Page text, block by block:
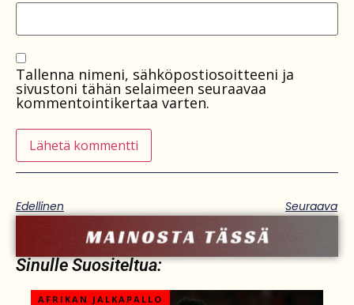
Tallenna nimeni, sähköpostiosoitteeni ja
sivustoni tähän selaimeen seuraavaa
kommentointikertaa varten.
Edellinen Seuraava
Sinulle Suositeltua:
AFRIKAN JALKAPALLO